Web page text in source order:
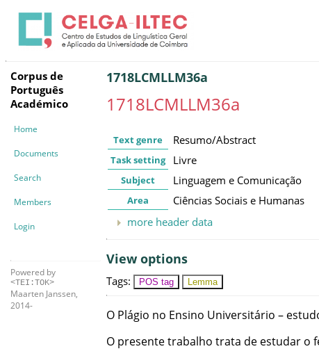
Corpus de
Português
Académico
Home
Documents
Search
Members
Login
Powered by
<TEI:TOK>
Maarten Janssen,
2014-
1718LCMLLM36a
1718LCMLLM36a
Text genre Resumo/Abstract
Task setting Livre
Subject Linguagem e Comunicação
Area
Ciências Sociais e Humanas
more header data
View options
Tags: POS tag Lemma
O Plágio no Ensino Universitário –
O presentetrabalho trata de estudar o